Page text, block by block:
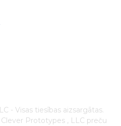
- Visas tiesības aizsargātas.
Clever Prototypes , LLC preču